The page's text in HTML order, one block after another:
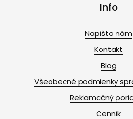
Info
Napíšte nám
Kontakt
Blog
Všeobecné podmienky
Reklamačný
Cenník